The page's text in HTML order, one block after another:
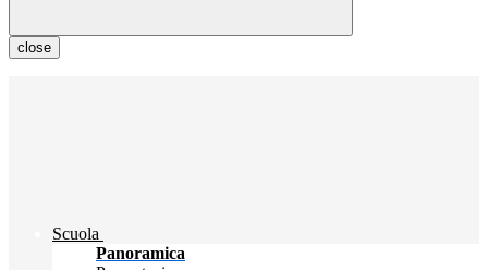
close
Scuola
Panoramica